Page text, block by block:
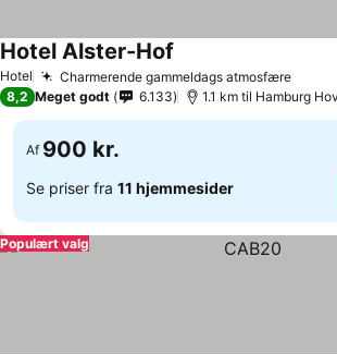
Hotel Charmerende gammeldags atmosfære
Hotel Alster-Hof
8,2 Meget godt 6.133 1.1 km til Hamburg
Af 900 kr.
Se priser fra 11 hjemmesider
Populært valg